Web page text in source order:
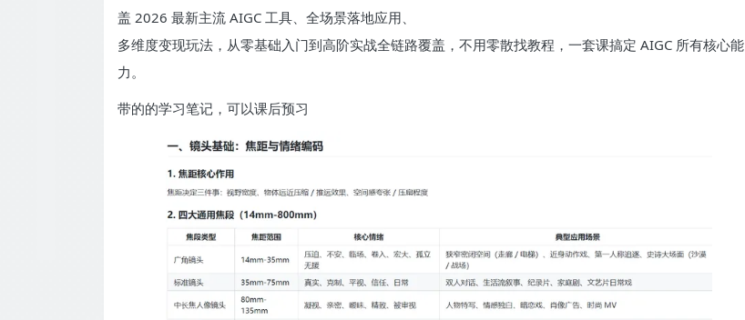
盖 2026 最新主流 AIGC 工具、全场景落地应用、
多维度变现玩法，从零基础入门到高阶实战全链路覆盖，不用零散找教程，一套课搞定 AIGC 所有核心能
力。
带的的学习笔记，可以课后预习